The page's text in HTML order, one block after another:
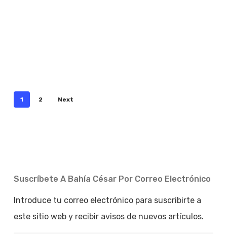
1 2 Next
Suscríbete A Bahía César Por Correo Electrónico
Introduce tu correo electrónico para suscribirte a
este sitio web y recibir avisos de nuevos artículos.